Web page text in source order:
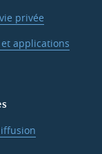
privée
applications